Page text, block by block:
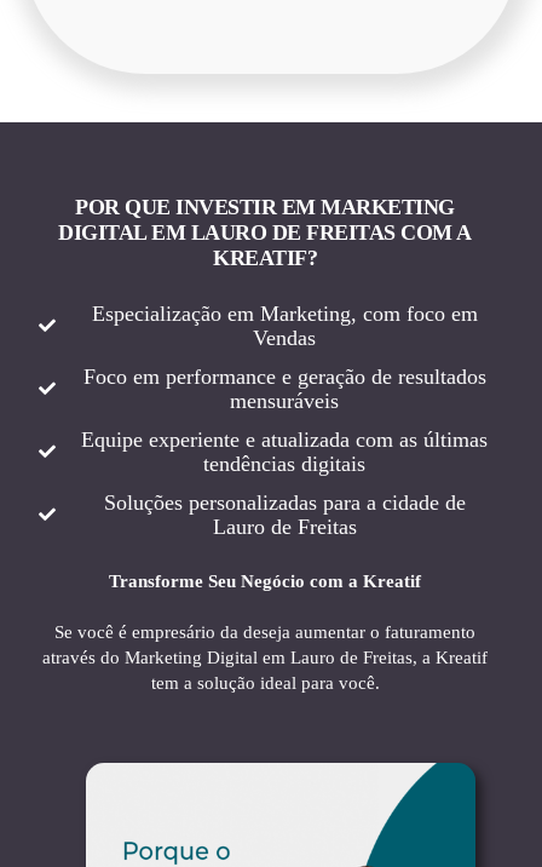
POR QUE INVESTIR EM MARKETING
DIGITAL EM LAURO DE FREITAS COM A
KREATIF?
Especialização em Marketing, com foco em
Vendas
Foco em performance e geração de resultados
mensuráveis
Equipe experiente e atualizada com as últimas
tendências digitais
Soluções personalizadas para a cidade de
Lauro de Freitas
Transforme Seu Negócio com a Kreatif
Se você é empresário da deseja aumentar o faturamento
através do Marketing Digital em Lauro de Freitas, a Kreatif
tem a solução ideal para você.